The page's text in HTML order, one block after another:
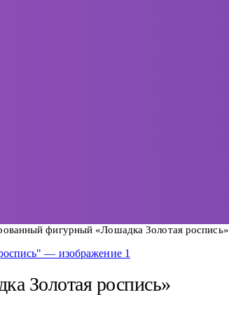
фигурный «Лошадка Золотая роспись»
Золотая роспись»